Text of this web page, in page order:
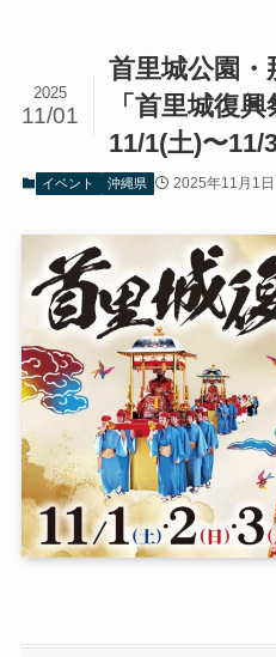
首里城公園
「首里城復
11/1(土)〜11/
2025
11/01
イベント 沖縄県 2025年11月1日